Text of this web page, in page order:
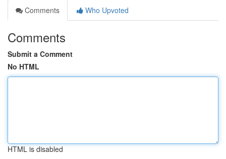
Comments
Who Upvoted
Comments
Submit a Comment
No HTML
HTML is disabled